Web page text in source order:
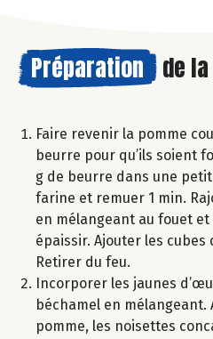
Préparation de la
Faire revenir la pomme
beurre pour qu’ils soient
g de beurre dans une
farine et remuer 1 min.
en mélangeant au fouet
épaissir. Ajouter les
Retirer du feu.
Incorporer les jaunes
béchamel en mélangeant.
pomme, les noisettes